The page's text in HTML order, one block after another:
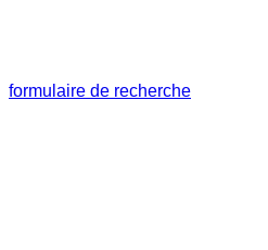
formulaire de recherche